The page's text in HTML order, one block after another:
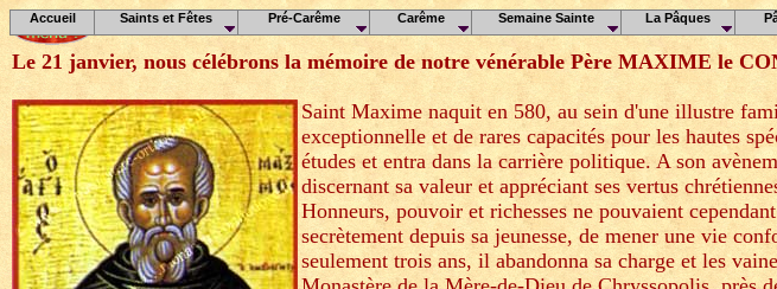
Le 21 janvier, nous célébrons la mémoire de notre vénérable Père MAXIME le
Saint Maxime naquit en 580, au sein d'une illustre
exceptionnelle et de rares capacités pour les hautes
études et entra dans la carrière politique. A son
discernant sa valeur et appréciant ses vertus
Honneurs, pouvoir et richesses ne pouvaient
secrètement depuis sa jeunesse, de mener une vie
seulement trois ans, il abandonna sa charge et les
Accueil Saints et Fêtes Pré-Carême Carême Semaine Sainte La Pâques